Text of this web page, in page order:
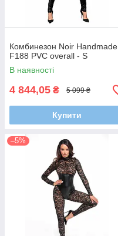
Комбинезон Noir Handmade
F188 PVC overall - S
В наявності
4 844,05 ₴ 5 099 ₴
Купити
–5%